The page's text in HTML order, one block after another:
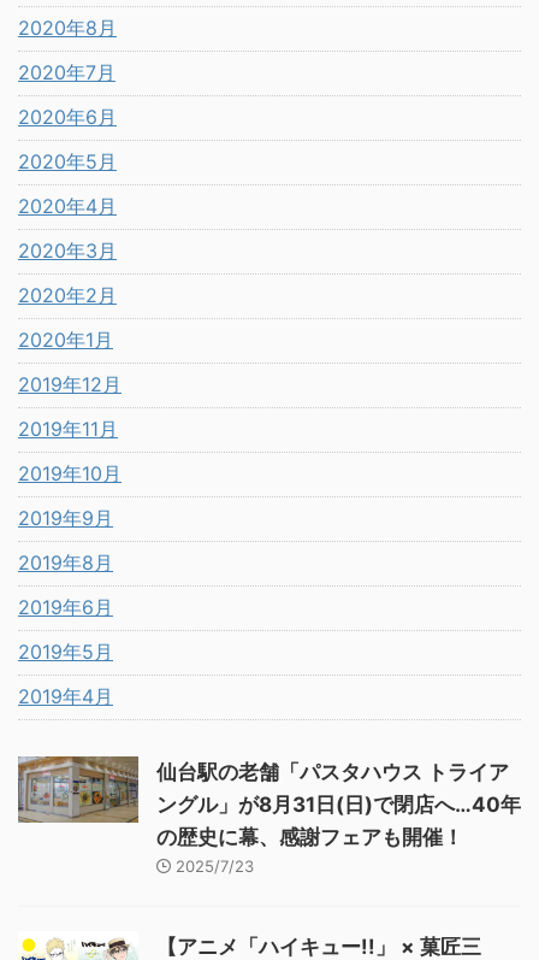
2020年8月
2020年7月
2020年6月
2020年5月
2020年4月
2020年3月
2020年2月
2020年1月
2019年12月
2019年11月
2019年10月
2019年9月
2019年8月
2019年6月
2019年5月
2019年4月
仙台駅の老舗「パスタハウス トライア
ングル」が8月31日(日)で閉店へ…40年
の歴史に幕、感謝フェアも開催！
2025/7/23
【アニメ「ハイキュー!!」 × 菓匠三